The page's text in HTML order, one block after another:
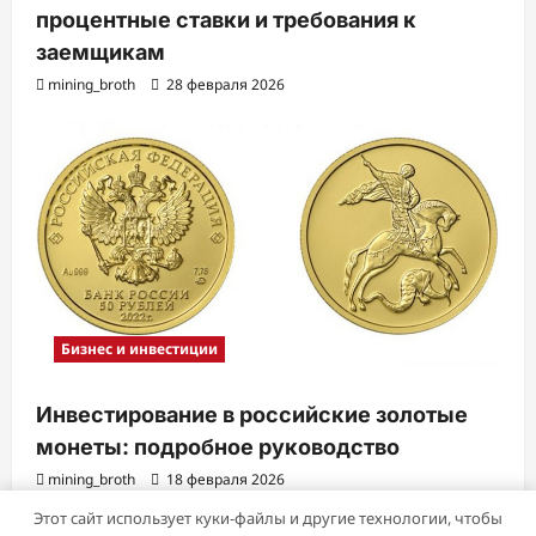
процентные ставки и требования к
заемщикам
mining_broth 28 февраля 2026
Бизнес и инвестиции
Инвестирование в российские золотые
монеты: подробное руководство
mining_broth 18 февраля 2026
Этот сайт использует куки-файлы и другие технологии, чтобы